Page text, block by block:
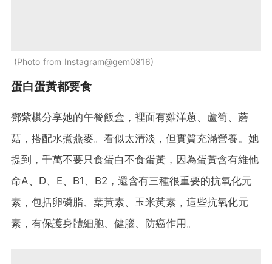
Photo from Instagram@gem0816
蛋白蛋黃都要食
鄧紫棋分享她的午餐飯盒，裡面有雞洋蔥、蘆筍、蘑
菇，搭配水煮燕麥。看似太清淡，但實質充滿營養。她
提到，千萬不要只食蛋白不食蛋黃，因為蛋黃含有維他
命A、D、E、B1、B2，還含有三種很重要的抗氧化元
素，包括卵磷脂、葉黃素、玉米黃素，這些抗氧化元
素，有保護身體細胞、健腦、防癌作用。